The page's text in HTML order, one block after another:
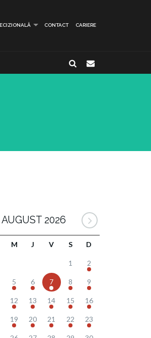
CONTACT CARIERE
AUGUST 2026
M J V S D
1 2
5 6 7 8 9
12 13 14 15 16
19 20 21 22 23